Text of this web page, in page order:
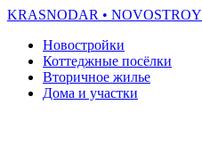
KRASNODAR • NOVOSTROY
Новостройки
Коттеджные посёлки
Вторичное жилье
Дома и участки